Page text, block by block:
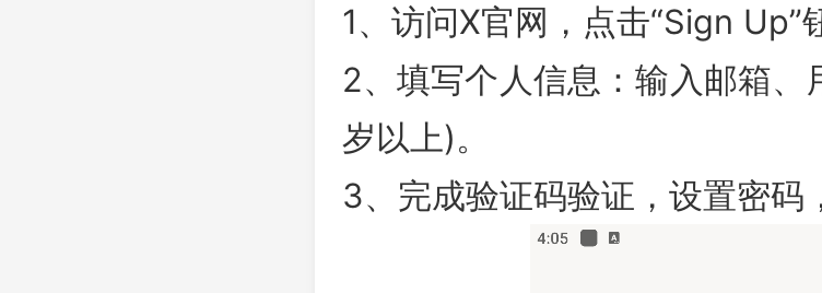
1、访问X官网，点击“Sign Up”
2、填写个人信息：输入邮箱、
岁以上)。
3、完成验证码验证，设置密码